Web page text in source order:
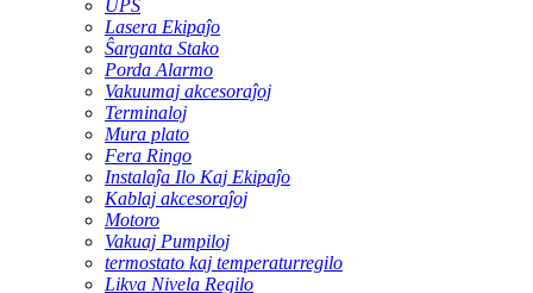
UPS
Lasera Ekipaĵo
Ŝarganta Stako
Porda Alarmo
Vakuumaj akcesoraĵoj
Terminaloj
Mura plato
Fera Ringo
Instalaĵa Ilo Kaj Ekipaĵo
Kablaj akcesoraĵoj
Motoro
Vakuaj Pumpiloj
termostato kaj temperaturregilo
Likva Nivela Regilo